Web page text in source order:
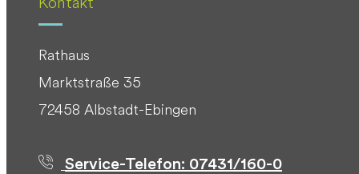
Rathaus
Marktstraße 35
72458 Albstadt-Ebingen
Service-Telefon: 07431/160-0